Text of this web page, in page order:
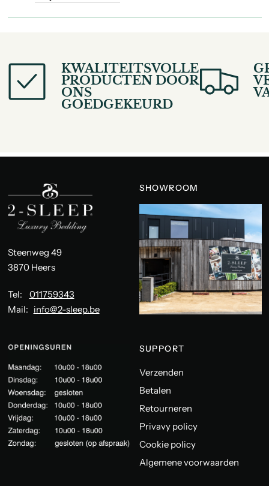
KWALITEITSVOLLE
PRODUCTEN DOOR
ONS
GOEDGEKEURD
Steenweg 49
3870 Heers
Tel: 011759343
Mail: info@2-sleep.be
SHOWROOM
SUPPORT
Verzenden
Betalen
Retourneren
Privavy policy
Cookie policy
Algemene voorwaarden